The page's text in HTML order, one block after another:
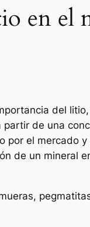
en el
del
partir de una
el mercado
de un mineral